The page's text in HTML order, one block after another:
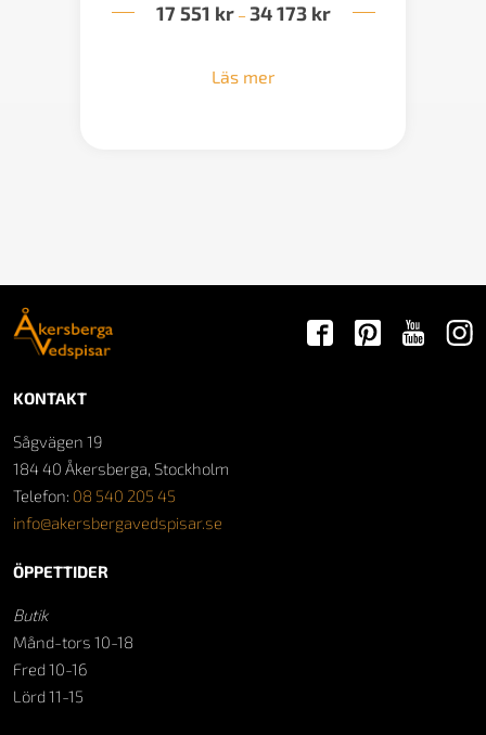
17 551 kr – 34 173 krPrisintervall:
Läs mer
KONTAKT
Sågvägen 19
184 40 Åkersberga, Stockholm
Telefon: 08 540 205 45
info@akersbergavedspisar.se
ÖPPETTIDER
Butik
Månd-tors 10-18
Fred 10-16
Lörd 11-15